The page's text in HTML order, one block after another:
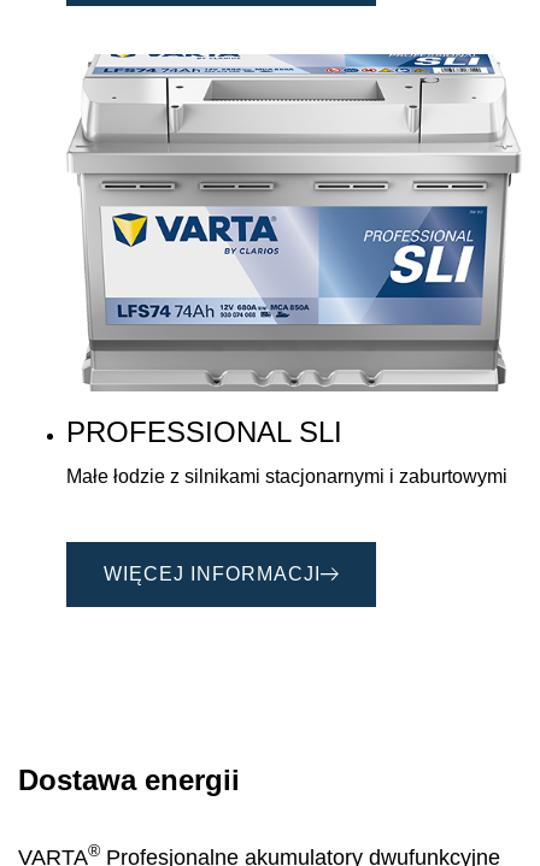
PROFESSIONAL SLI
Małe łodzie z silnikami stacjonarnymi i zaburtowymi
WIĘCEJ INFORMACJI
Dostawa energii
VARTA® Profesjonalne akumulatory dwufunkcyjne